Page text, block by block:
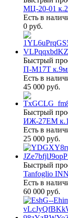
МЦ-20-01
Есть в
0 руб.
Быстрый
П-М17Т
Есть в
45 000 руб.
Быстрый
ИЖ-27ЕМ
Есть в
25 000 руб.
Быстрый
Tanfoglio
Есть в
60 000 руб.